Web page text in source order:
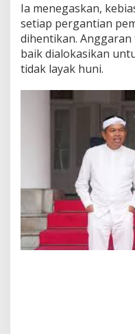
Ia menegaskan,
setiap pergantian
dihentikan.
baik dialokasikan
tidak layak huni.